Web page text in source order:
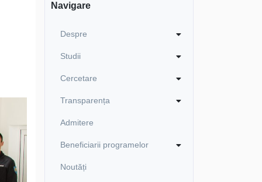
Navigare
Despre
Studii
Cercetare
Transparența
Admitere
Beneficiarii programelor
Noutăți